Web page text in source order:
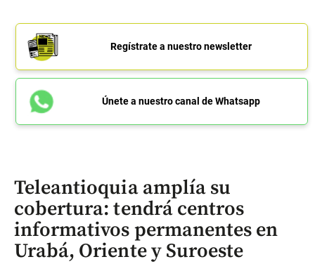
Regístrate a nuestro newsletter
Únete a nuestro canal de Whatsapp
Teleantioquia amplía su
cobertura: tendrá centros
informativos permanentes en
Urabá, Oriente y Suroeste